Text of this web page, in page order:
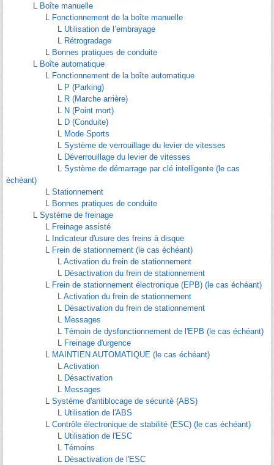
L Boîte manuelle
L Fonctionnement de la boîte manuelle
L Utilisation de l’embrayage
L Rétrogradage
L Bonnes pratiques de conduite
L Boîte automatique
L Fonctionnement de la boîte automatique
L P (Parking)
L R (Marche arrière)
L N (Point mort)
L D (Conduite)
L Mode Sports
L Système de verrouillage du levier de vitesses
L Déverrouillage du levier de vitesses
L Système de démarrage par clé intelligente (le cas
échéant)
L Stationnement
L Bonnes pratiques de conduite
L Système de freinage
L Freinage assisté
L Indicateur d'usure des freins à disque
L Frein de stationnement (le cas échéant)
L Activation du frein de stationnement
L Désactivation du frein de stationnement
L Frein de stationnement électronique (EPB) (le cas échéant)
L Activation du frein de stationnement
L Désactivation du frein de stationnement
L Messages
L Témoin de dysfonctionnement de l'EPB (le cas échéant)
L Freinage d'urgence
L MAINTIEN AUTOMATIQUE (le cas échéant)
L Activation
L Désactivation
L Messages
L Système d'antiblocage de sécurité (ABS)
L Utilisation de l'ABS
L Contrôle électronique de stabilité (ESC) (le cas échéant)
L Utilisation de l'ESC
L Témoins
L Désactivation de l'ESC